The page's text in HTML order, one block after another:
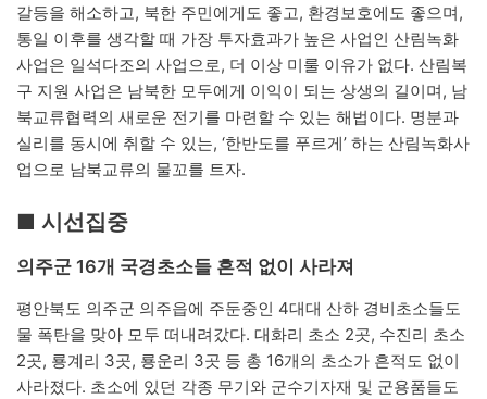
갈등을 해소하고, 북한 주민에게도 좋고, 환경보호에도 좋으며,
통일 이후를 생각할 때 가장 투자효과가 높은 사업인 산림녹화
사업은 일석다조의 사업으로, 더 이상 미룰 이유가 없다. 산림복
구 지원 사업은 남북한 모두에게 이익이 되는 상생의 길이며, 남
북교류협력의 새로운 전기를 마련할 수 있는 해법이다. 명분과
실리를 동시에 취할 수 있는, ‘한반도를 푸르게’ 하는 산림녹화사
업으로 남북교류의 물꼬를 트자.
■ 시선집중
의주군 16개 국경초소들 흔적 없이 사라져
평안북도 의주군 의주읍에 주둔중인 4대대 산하 경비초소들도
물 폭탄을 맞아 모두 떠내려갔다. 대화리 초소 2곳, 수진리 초소
2곳, 룡계리 3곳, 룡운리 3곳 등 총 16개의 초소가 흔적도 없이
사라졌다. 초소에 있던 각종 무기와 군수기자재 및 군용품들도